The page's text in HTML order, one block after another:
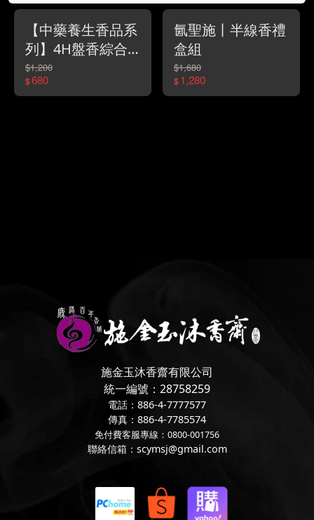
【中藥養生香品系
列】4H盤香綜合
版禮盒組*彰化金
好禮金質獎*
$1,200
$680
氤聖施丨半線香禮
盒組
$1,680
$1,280
施金玉沐香齋有限公司
統一編號：28758259
電話：886-4-7777577
傳真：886-4-7785574
免付費客服專線：0800-001756
聯絡信箱：scymsj@gmail.com